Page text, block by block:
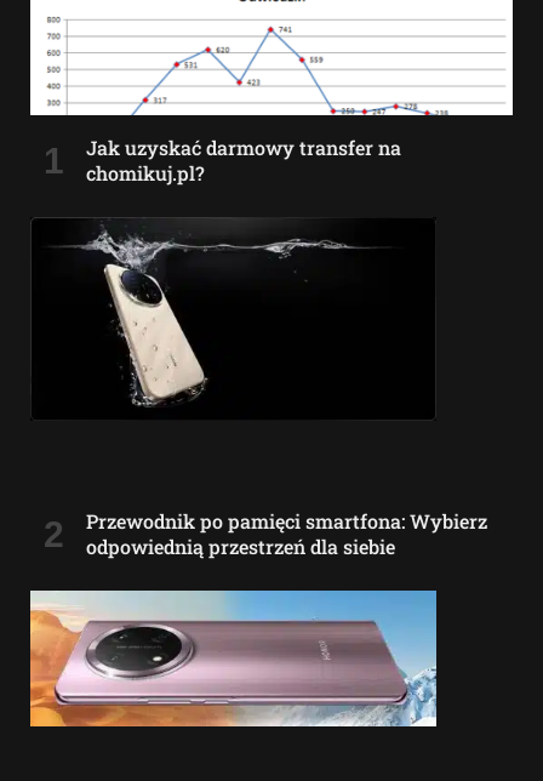
Jak uzyskać darmowy transfer na
chomikuj.pl?
Przewodnik po pamięci smartfona: Wybierz
odpowiednią przestrzeń dla siebie